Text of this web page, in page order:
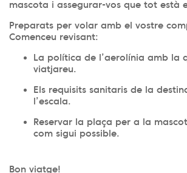
mascota i assegurar-vos que tot està
Preparats per volar amb el vostre
Comenceu revisant:
La política de l’aerolínia amb la
viatjareu.
Els requisits sanitaris de la
l’escala.
Reservar la plaça per a la
com sigui possible.
Bon viatge!